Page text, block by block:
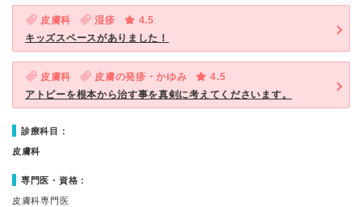
皮膚科 湿疹
4.5
キッズスペースがありました！
皮膚科 皮膚の発疹・かゆみ
4.5
アトピーを根本から治す事を真剣に考えてくださいます。
診療科目：
皮膚科
専門医・資格：
皮膚科専門医